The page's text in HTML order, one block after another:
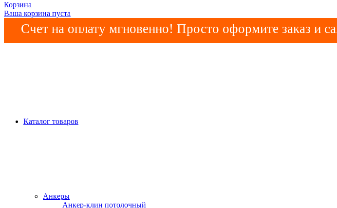
Корзина
Ваша корзина пуста
Счет на оплату мгновенно! Просто оформите заказ и
Каталог товаров
Анкеры
Анкер-клин потолочный